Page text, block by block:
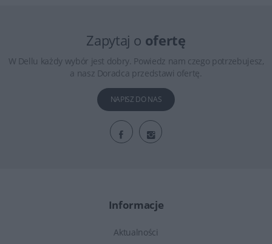
Zapytaj o ofertę
W Dellu każdy wybór jest dobry. Powiedz nam czego potrzebujesz,
a nasz Doradca przedstawi ofertę.
NAPISZ DO NAS
Informacje
Aktualności